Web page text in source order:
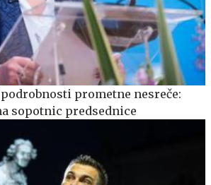
prometne nesreče:
sopotnic predsednice